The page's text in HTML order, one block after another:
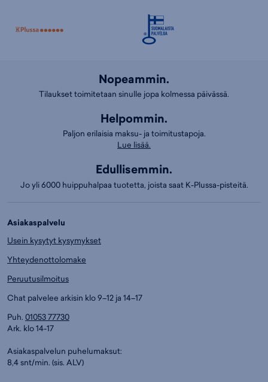
Nopeammin.
Tilaukset toimitetaan sinulle jopa kolmessa päivässä.
Helpommin.
Paljon erilaisia maksu- ja toimitustapoja.
Lue lisää.
Edullisemmin.
Jo yli 6000 huippuhalpaa tuotetta, joista saat K-Plussa-pisteitä.
Asiakaspalvelu
Usein kysytyt kysymykset
Yhteydenottolomake
Peruutusilmoitus
Chat palvelee arkisin klo 9–12 ja 14–17
Puh. 01053 77730
Ark. klo 14-17
Asiakaspalvelun puhelumaksut:
8,4 snt/min. (sis. ALV)